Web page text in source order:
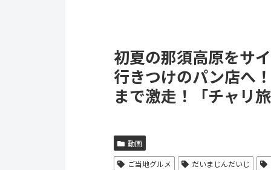
初夏の那須高原をサ
行きつけのパン店へ
まで激走！「チャリ
動画
ご当地グルメ だいまじんだいじ